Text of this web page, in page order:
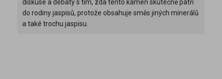
diskuse a debaty s tím, zda tento kámen skutečně patří
do rodiny jaspisů, protože obsahuje směs jiných minerálů
a také trochu jaspisu.